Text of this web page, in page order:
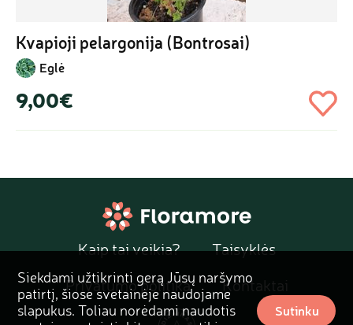
Kvapioji pelargonija (Bontrosai)
Eglė
9,00€
Kaip tai veikia?
Taisyklės
Privatumo politika
Kontaktai
Sutinku
Siekdami užtikrinti gerą Jūsų naršymo
patirtį, šiose svetainėje naudojame
slapukus. Toliau norėdami naudotis